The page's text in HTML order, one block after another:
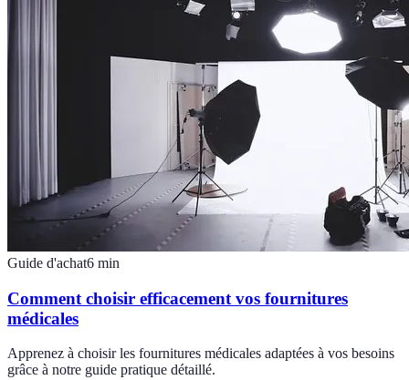
Guide d'achat6 min
Comment choisir efficacement vos fournitures
médicales
Apprenez à choisir les fournitures médicales adaptées à vos besoins
grâce à notre guide pratique détaillé.